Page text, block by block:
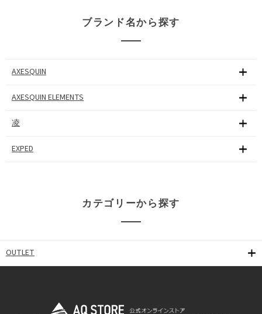
ブランド名から探す
AXESQUIN
AXESQUIN ELEMENTS
凌
EXPED
カテゴリーから探す
OUTLET